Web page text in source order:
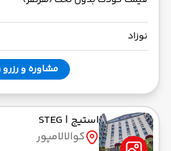
نوزاد
مشاوره و رزرو
استیج | STEG
کوالالامپور